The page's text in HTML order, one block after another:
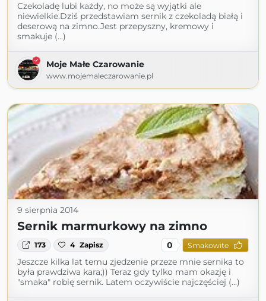
Czekoladę lubi każdy, no może są wyjątki ale
niewielkie.Dziś przedstawiam sernik z czekoladą białą i
deserową na zimno.Jest przepyszny, kremowy i
smakuje (...)
Moje Małe Czarowanie
www.mojemaleczarowanie.pl
9 sierpnia 2014
Sernik marmurkowy na zimno
173 4 Zapisz 0 Smakowite
Jeszcze kilka lat temu zjedzenie przeze mnie sernika to
była prawdziwa kara;)) Teraz gdy tylko mam okazję i
"smaka" robię sernik. Latem oczywiście najczęściej (...)